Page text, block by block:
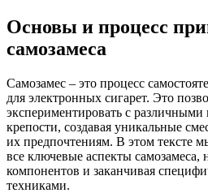
Основы и процесс
cамозамеса
Самозамес – это процесс
для электронных сигарет. Это
экспериментировать с
крепости, создавая уникальные
их предпочтениям. В этом тексте
все ключевые аспекты самозамеса,
компонентов и заканчивая
техниками.